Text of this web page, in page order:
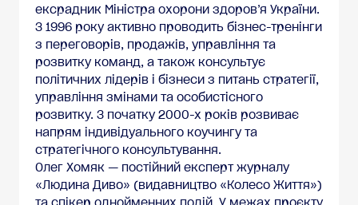
ексрадник Міністра охорони здоров’я України.
З 1996 року активно проводить бізнес-тренінги
з переговорів, продажів, управління та
розвитку команд, а також консультує
політичних лідерів і бізнеси з питань стратегії,
управління змінами та особистісного
розвитку. З початку 2000-х років розвиває
напрям індивідуального коучингу та
стратегічного консультування.
Олег Хомяк — постійний експерт журналу
«Людина Диво» (видавництво «Колесо Життя»)